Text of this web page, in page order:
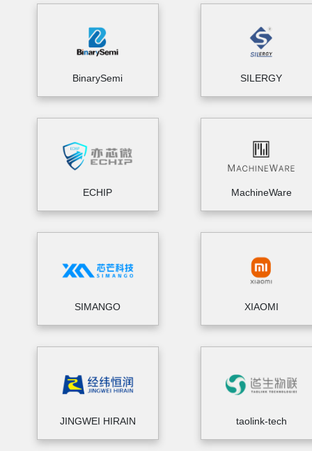
BinarySemi SILERGY
ECHIP MachineWare
SIMANGO XIAOMI
JINGWEI HIRAIN taolink-tech